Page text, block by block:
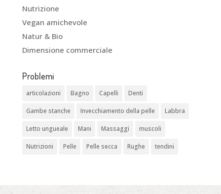
Nutrizione
Vegan amichevole
Natur & Bio
Dimensione commerciale
Problemi
articolazioni Bagno Capelli Denti
Gambe stanche Invecchiamento della pelle Labbra
Letto ungueale Mani Massaggi muscoli
Nutrizioni Pelle Pelle secca Rughe tendini